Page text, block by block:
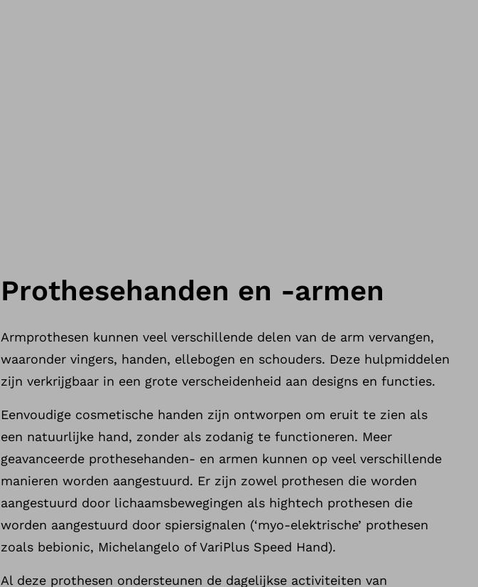
Prothesehanden en -armen
Armprothesen kunnen veel verschillende delen van de arm vervangen,
waaronder vingers, handen, ellebogen en schouders. Deze hulpmiddelen
zijn verkrijgbaar in een grote verscheidenheid aan designs en functies.
Eenvoudige cosmetische handen zijn ontworpen om eruit te zien als
een natuurlijke hand, zonder als zodanig te functioneren. Meer
geavanceerde prothesehanden- en armen kunnen op veel verschillende
manieren worden aangestuurd. Er zijn zowel prothesen die worden
aangestuurd door lichaamsbewegingen als hightech prothesen die
worden aangestuurd door spiersignalen (‘myo-elektrische’ prothesen
zoals bebionic, Michelangelo of VariPlus Speed Hand).
Al deze prothesen ondersteunen de dagelijkse activiteiten van